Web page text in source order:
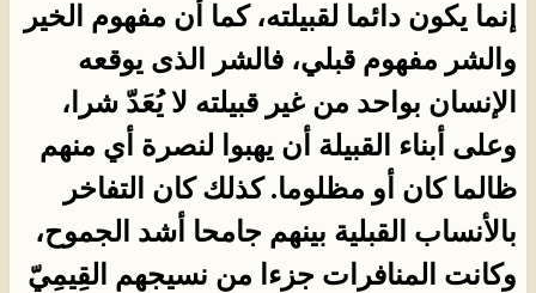
إنما يكون دائما لقبيلته، كما أن مفهوم الخير
والشر مفهوم قبلي، فالشر الذى يوقعه
الإنسان بواحد من غير قبيلته لا يُعَدّ شرا،
وعلى أبناء القبيلة أن يهبوا لنصرة أي منهم
ظالما كان أو مظلوما. كذلك كان التفاخر
بالأنساب القبلية بينهم جامحا أشد الجموح،
وكانت المنافرات جزءا من نسيجهم القِيمِيّ